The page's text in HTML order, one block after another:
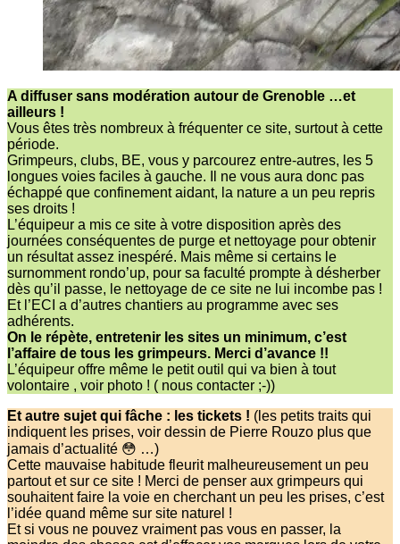
A diffuser sans modération autour de Grenoble …et
ailleurs !
Vous êtes très nombreux à fréquenter ce site, surtout à cette
période.
Grimpeurs, clubs, BE, vous y parcourez entre-autres, les 5
longues voies faciles à gauche. Il ne vous aura donc pas
échappé que confinement aidant, la nature a un peu repris
ses droits !
L’équipeur a mis ce site à votre disposition après des
journées conséquentes de purge et nettoyage pour obtenir
un résultat assez inespéré. Mais même si certains le
surnomment rondo’up, pour sa faculté prompte à désherber
dès qu’il passe, le nettoyage de ce site ne lui incombe pas !
Et l’ECI a d’autres chantiers au programme avec ses
adhérents.
On le répète, entretenir les sites un minimum, c’est
l’affaire de tous les grimpeurs. Merci d’avance !!
L’équipeur offre même le petit outil qui va bien à tout
volontaire , voir photo ! ( nous contacter ;-))
Et autre sujet qui fâche : les tickets ! (les petits traits qui
indiquent les prises, voir dessin de Pierre Rouzo plus que
jamais d’actualité 😳 …)
Cette mauvaise habitude fleurit malheureusement un peu
partout et sur ce site ! Merci de penser aux grimpeurs qui
souhaitent faire la voie en cherchant un peu les prises, c’est
l’idée quand même sur site naturel !
Et si vous ne pouvez vraiment pas vous en passer, la